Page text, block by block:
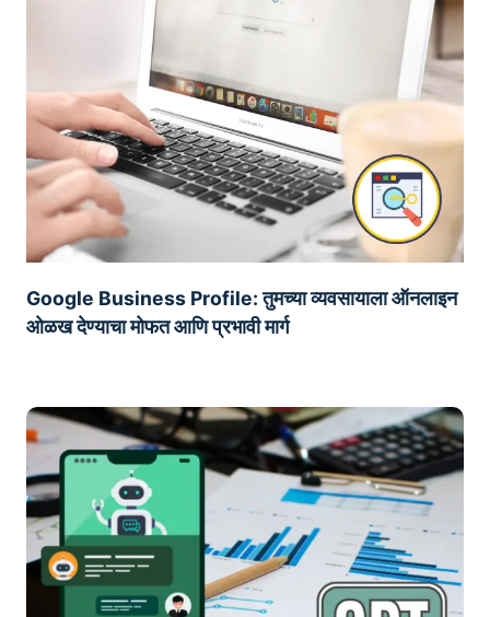
Google Business Profile: तुमच्या व्यवसायाला ऑनलाइन
ओळख देण्याचा मोफत आणि प्रभावी मार्ग